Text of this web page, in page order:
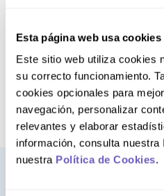
Esta página web usa cookies
Este sitio web utiliza cookies
su correcto funcionamiento.
cookies opcionales para
navegación, personalizar
relevantes y elaborar
información, consulta nuestra
nuestra Política de Cookies.
Intenta utilizar
búsqueda
Intenta buscar
término